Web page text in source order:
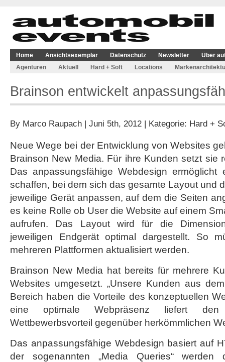
Home Ansichtsexemplar Datenschutz Newsletter
Über
Agenturen
Aktuell Hard + Soft Locations
Brainson entwickelt
By Marco Raupach | Juni 5th, 2012 | Kategorie: Hard +
Neue Wege bei der Entwicklung von Websites
Brainson New Media. Für ihre Kunden setzt sie
Das anpassungsfähige Webdesign ermöglicht
schaffen, bei dem sich das gesamte Layout und
jeweilige Gerät anpassen, auf dem die Seiten
es keine Rolle ob User die Website auf einem
aufrufen. Das Layout wird für die
jeweiligen Endgerät optimal dargestellt. So
mehreren Plattformen aktualisiert werden.
Brainson New Media hat bereits für mehrere
Websites umgesetzt. „Unsere Kunden aus
Bereich haben die Vorteile des konzeptuellen
eine optimale Webpräsenz liefert den
Wettbewerbsvorteil gegenüber herkömmlichen
Das anpassungsfähige Webdesign basiert auf
der sogenannten „Media Queries“ werden